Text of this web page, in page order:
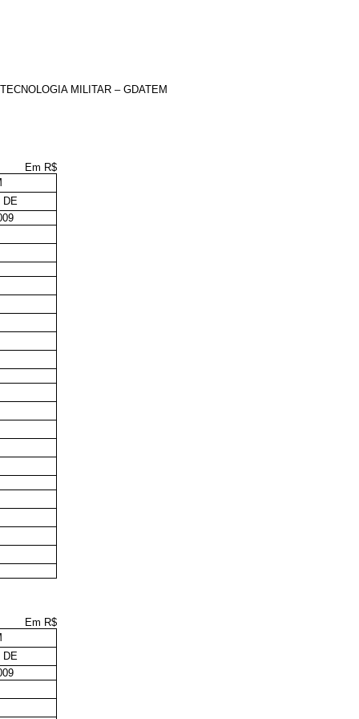
MILITAR – GDATEM
Em R$
DE
Em R$
DE